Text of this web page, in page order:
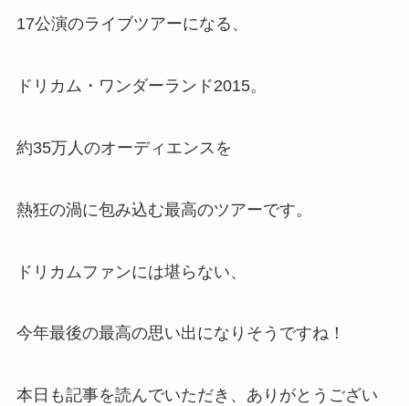
17公演のライブツアーになる、
ドリカム・ワンダーランド2015。
約35万人のオーディエンスを
熱狂の渦に包み込む最高のツアーです。
ドリカムファンには堪らない、
今年最後の最高の思い出になりそうですね！
本日も記事を読んでいただき、ありがとうござい